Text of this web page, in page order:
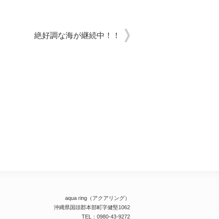
絶好調な海が継続中！！
aqua ring（アクアリング）
沖縄県国頭郡本部町字健堅1062
TEL：0980-43-9272